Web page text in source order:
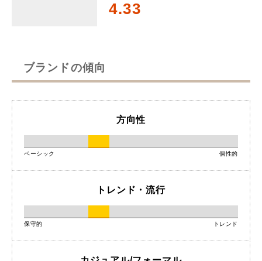
4.33
ブランドの傾向
方向性
ベーシック 個性的
トレンド・流行
保守的 トレンド